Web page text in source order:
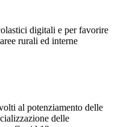
digitali e per favorire
rurali ed interne
al potenziamento delle
delle